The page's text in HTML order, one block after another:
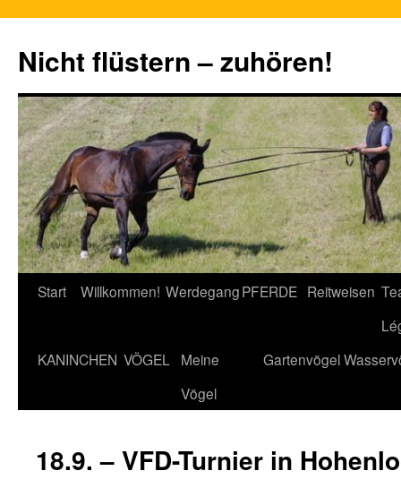
Nicht flüstern – zuhören!
Zum
springen
Start Willkommen! WerdegangPFERDE Reitweisen
KANINCHEN VÖGEL
Meine
Vögel
Gartenvögel
18.9. – VFD-Turnier in